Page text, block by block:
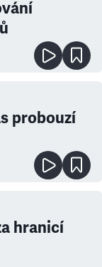
probouzí
hranicí